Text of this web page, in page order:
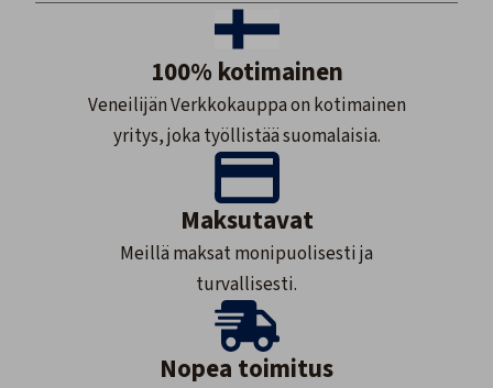
100% kotimainen
Veneilijän Verkkokauppa on kotimainen
yritys, joka työllistää suomalaisia.
Maksutavat
Meillä maksat monipuolisesti ja
turvallisesti.
Nopea toimitus